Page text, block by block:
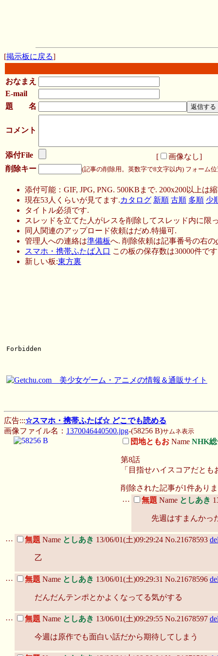
[掲示板に戻る]
おなまえ
E-mail
題 名
コメント
添付File [ 画像なし]
削除キー
(記事の削除用。英数字で8文字以内) フォーム
添付可能：GIF, JPG, PNG. 500KBまで. 200x200以上は
現在53人くらいが見てます.カタログ 新順 古順 多順 少
タイトル必須です.
スレッドを立てた人がレスを削除してスレッド内に限
同人関連のアップロード依頼はだめ.特撮可.
管理人への連絡は準備板へ. 削除依頼は記事番号の右の
スマホ・携帯ふたば入口 この板の保存数は30000件で
新しい板:東方裏
広告:::☆スマホ・携帯ふたば☆ どこでも読める
画像ファイル名： 1370046440500.jpg-(58256 B)サムネ表示
団地ともお Name NHK
第8話
「目指せハイスコアだと
削除された記事が1件あり
…
無題 Name としあき
先週はすまんかっ
… 無題 Name としあき 13/06/01(土)09:29:24 No.21678593
乙
… 無題 Name としあき 13/06/01(土)09:29:31 No.21678596
だんだんテンポとかよくなってる気がする
… 無題 Name としあき 13/06/01(土)09:29:55 No.21678597
今週は原作でも面白い話だから期待してしまう